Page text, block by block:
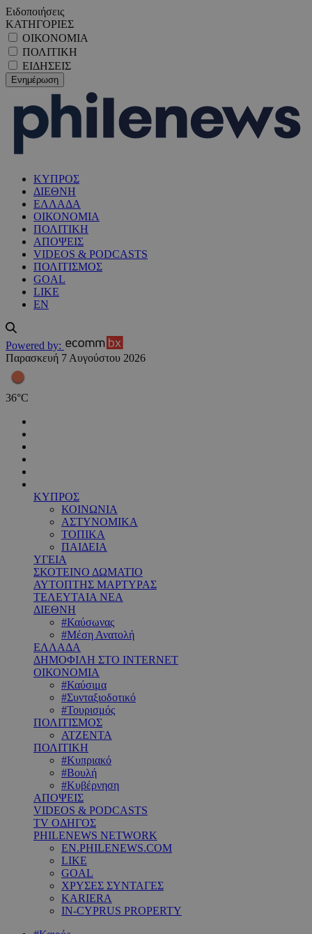
Ειδοποιήσεις
ΚΑΤΗΓΟΡΙΕΣ
ΟΙΚΟΝΟΜΙΑ
ΠΟΛΙΤΙΚΗ
ΕΙΔΗΣΕΙΣ
ΚΥΠΡΟΣ
ΔΙΕΘΝΗ
ΕΛΛΑΔΑ
ΟΙΚΟΝΟΜΙΑ
ΠΟΛΙΤΙΚΗ
ΑΠΟΨΕΙΣ
VIDEOS & PODCASTS
ΠΟΛΙΤΙΣΜΟΣ
GOAL
LIKE
EN
Powered by:
Παρασκευή 7 Αυγούστου 2026
36°C
ΚΥΠΡΟΣ
ΚΟΙΝΩΝΙΑ
ΑΣΤΥΝΟΜΙΚΑ
ΤΟΠΙΚΑ
ΠΑΙΔΕΙΑ
ΥΓΕΙΑ
ΣΚΟΤΕΙΝΟ ΔΩΜΑΤΙΟ
ΑΥΤΟΠΤΗΣ ΜΑΡΤΥΡΑΣ
ΤΕΛΕΥΤΑΙΑ ΝΕΑ
ΔΙΕΘΝΗ
#Καύσωνας
#Μέση Ανατολή
ΕΛΛΑΔΑ
ΔΗΜΟΦΙΛΗ ΣΤΟ INTERNET
ΟΙΚΟΝΟΜΙΑ
#Καύσιμα
#Συνταξιοδοτικό
#Τουρισμός
ΠΟΛΙΤΙΣΜΟΣ
ΑΤΖΕΝΤΑ
ΠΟΛΙΤΙΚΗ
#Κυπριακό
#Βουλή
#Κυβέρνηση
ΑΠΟΨΕΙΣ
VIDEOS & PODCASTS
TV ΟΔΗΓΟΣ
PHILENEWS NETWORK
EN.PHILENEWS.COM
LIKE
GOAL
ΧΡΥΣΕΣ ΣΥΝΤΑΓΕΣ
KARIERA
IN-CYPRUS PROPERTY